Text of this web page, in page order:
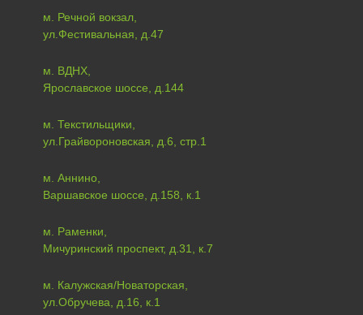
м. Речной вокзал,
ул.Фестивальная, д.47
м. ВДНХ,
Ярославское шоссе, д.144
м. Текстильщики,
ул.Грайвороновская, д.6, стр.1
м. Аннино,
Варшавское шоссе, д.158, к.1
м. Раменки,
Мичуринский проспект, д.31, к.7
м. Калужская/Новаторская,
ул.Обручева, д.16, к.1